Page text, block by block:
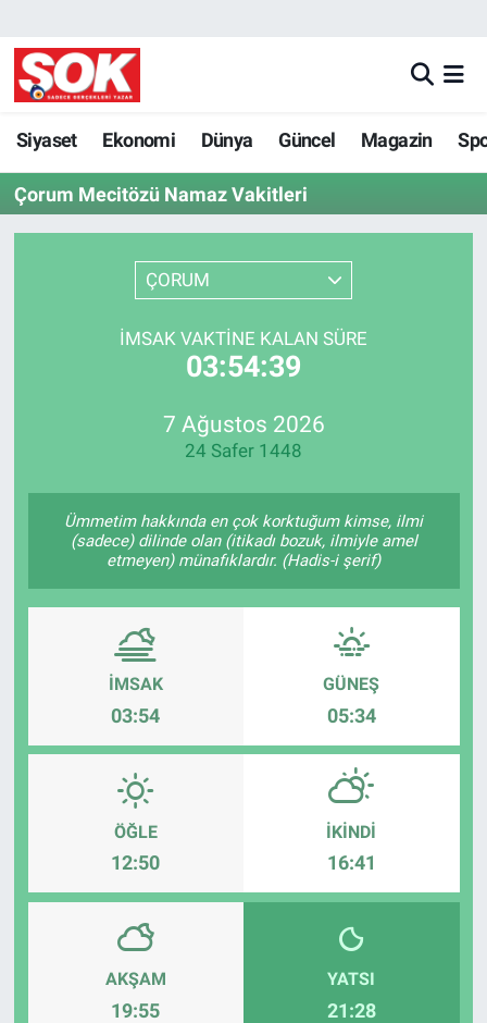
Siyaset Ekonomi Dünya Güncel Magazin
Çorum Mecitözü Namaz Vakitleri
ÇORUM
İMSAK VAKTINE KALAN SÜRE
03:54:39
7 Ağustos 2026
24 Safer 1448
Ümmetim hakkında en çok korktuğum kimse, ilmi
(sadece) dilinde olan (itikadı bozuk, ilmiyle amel
etmeyen) münafıklardır. (Hadis-i şerif)
İMSAK
03:54
GÜNEŞ
05:34
ÖĞLE
12:50
İKINDI
16:41
AKŞAM
19:55
YATSI
21:28
GÜNDEM
DÜNYA
SPOR
KÜLTÜR SANAT
SAĞLIK
EĞİTİM
ÖZEL HABER
Keşfet
ASTROLOJİ
MANŞET
Nöbetçi Eczaneler
Hava Durumu
İstanbul Namaz Vakitleri
Süper Lig Puan Durumu ve Fikstür
Son Dakika Haberleri